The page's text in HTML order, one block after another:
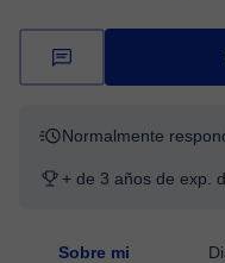
Normalmente
+ de 3 años de exp.
Sobre mi